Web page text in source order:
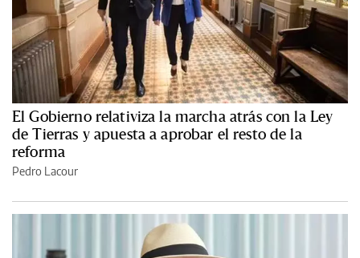
El Gobierno relativiza la marcha atrás con la Ley
de Tierras y apuesta a aprobar el resto de la
reforma
Pedro Lacour